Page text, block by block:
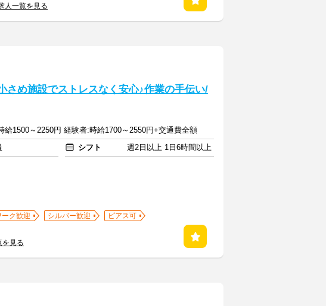
人一覧を見る
さめ施設でストレスなく安心♪作業の手伝い/
給1500～2250円 経験者:時給1700～2550円+交通費全額
シフト
週2日以上 1日6時間以上
ク歓迎 シルバー歓迎
ピアス可
を見る